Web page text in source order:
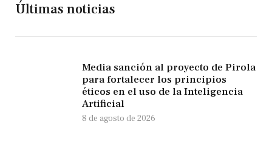
Últimas noticias
Media sanción al proyecto de Pirola
para fortalecer los principios
éticos en el uso de la Inteligencia
Artificial
8 de agosto de 2026